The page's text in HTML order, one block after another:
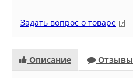
Задать вопрос о товаре
Описание Отзывы